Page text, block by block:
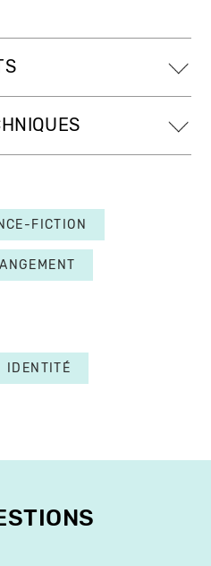
FICTION
IDENTITÉ